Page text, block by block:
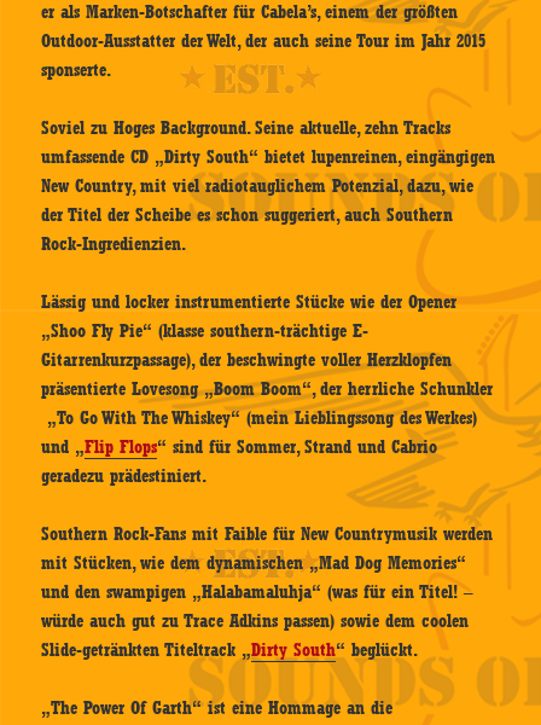
er als Marken-Botschafter für Cabela’s, einem der größten
Outdoor-Ausstatter der Welt, der auch seine Tour im Jahr 2015
sponserte.
Soviel zu Hoges Background. Seine aktuelle, zehn Tracks
umfassende CD „Dirty South“ bietet lupenreinen, eingängigen
New Country, mit viel radiotauglichem Potenzial, dazu, wie
der Titel der Scheibe es schon suggeriert, auch Southern
Rock-Ingredienzien.
Lässig und locker instrumentierte Stücke wie der Opener
„Shoo Fly Pie“ (klasse southern-trächtige E-
Gitarrenkurzpassage), der beschwingte voller Herzklopfen
präsentierte Lovesong „Boom Boom“, der herrliche Schunkler
„To Go With The Whiskey“ (mein Lieblingssong des Werkes)
und „Flip Flops“ sind für Sommer, Strand und Cabrio
geradezu prädestiniert.
Southern Rock-Fans mit Faible für New Countrymusik werden
mit Stücken, wie dem dynamischen „Mad Dog Memories“
und den swampigen „Halabamaluhja“ (was für ein Titel! –
würde auch gut zu Trace Adkins passen) sowie dem coolen
Slide-getränkten Titeltrack „Dirty South“ beglückt.
„The Power Of Garth“ ist eine Hommage an die